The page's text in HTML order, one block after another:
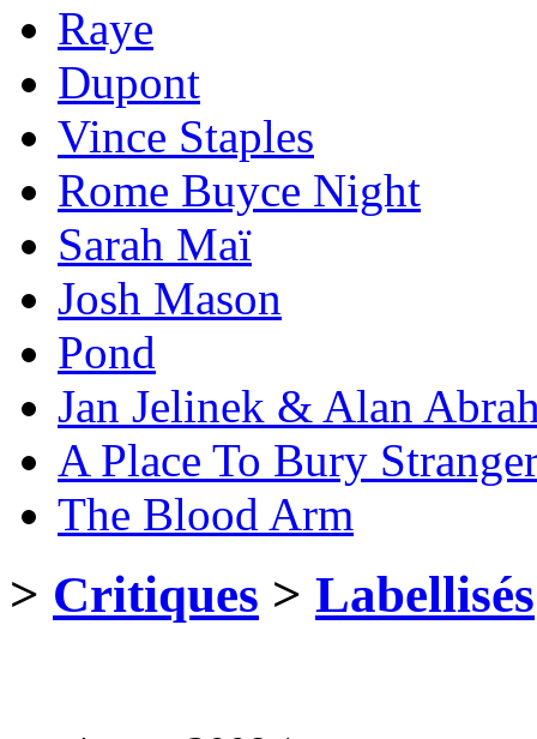
Raye
Dupont
Vince Staples
Rome Buyce Night
Sarah Maï
Josh Mason
Pond
Jan Jelinek & Alan
A Place To Bury
The Blood Arm
> Critiques > Labellisés